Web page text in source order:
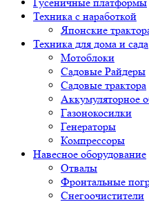
Техника с наработкой
Японские
Техника для дома и сада
Мотоблоки
Садовые Райдеры
Садовые трактора
Аккумуляторное
Газонокосилки
Генераторы
Компрессоры
Навесное оборудование
Отвалы
Фронтальные
Снегоочистители